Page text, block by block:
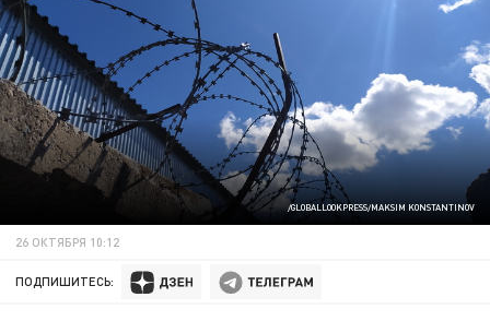
/GLOBALLOOKPRESS/MAKSIM KONSTANTINOV
26 ОКТЯБРЯ 10:12
ПОДПИШИТЕСЬ: